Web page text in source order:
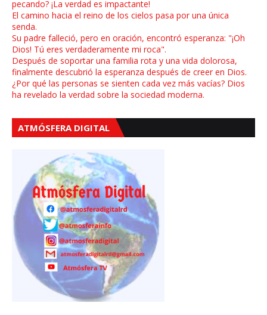
pecando? ¡La verdad es impactante!
El camino hacia el reino de los cielos pasa por una única
senda.
Su padre falleció, pero en oración, encontró esperanza: "¡Oh
Dios! Tú eres verdaderamente mi roca".
Después de soportar una familia rota y una vida dolorosa,
finalmente descubrió la esperanza después de creer en Dios.
¿Por qué las personas se sienten cada vez más vacías? Dios
ha revelado la verdad sobre la sociedad moderna.
ATMÓSFERA DIGITAL